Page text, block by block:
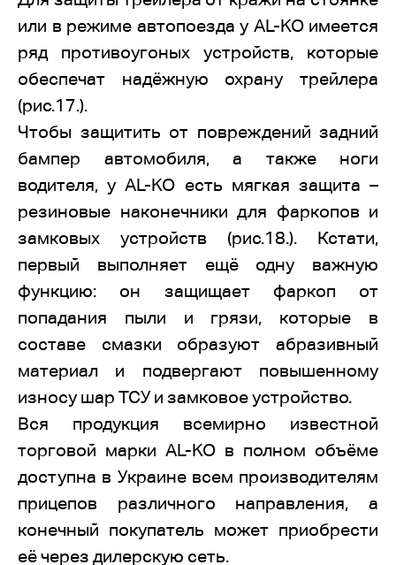
или в режиме автопоезда у AL-KO имеется
ряд противоугоных устройств, которые
обеспечат надёжную охрану трейлера
(рис.17.).
Чтобы защитить от повреждений задний
бампер автомобиля, а также ноги
водителя, у AL-KO есть мягкая защита –
резиновые наконечники для фаркопов и
замковых устройств (рис.18.). Кстати,
первый выполняет ещё одну важную
функцию: он защищает фаркоп от
попадания пыли и грязи, которые в
составе смазки образуют абразивный
материал и подвергают повышенному
износу шар ТСУ и замковое устройство.
Вся продукция всемирно известной
торговой марки AL-KO в полном объёме
доступна в Украине всем производителям
прицепов различного направления, а
конечный покупатель может приобрести
её через дилерскую сеть.